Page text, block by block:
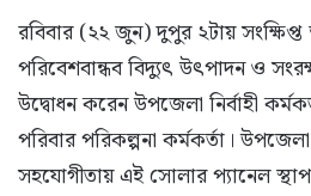
রবিবার (২২ জুন) দুপুর ২টায় সংক্ষিপ্ত
পরিবেশবান্ধব বিদ্যুৎ উৎপাদন ও
উদ্বোধন করেন উপজেলা নির্বাহী
পরিবার পরিকল্পনা কর্মকর্তা।
সহযোগীতায় এই সোলার প্যানেল